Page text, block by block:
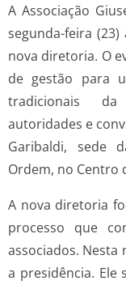
A Associação
segunda-feira
nova diretoria. O
de gestão para
tradicionais
autoridades e
Garibaldi, sede
Ordem, no Centro
A nova diretoria
processo que
associados. Nesta
a presidência. Ele